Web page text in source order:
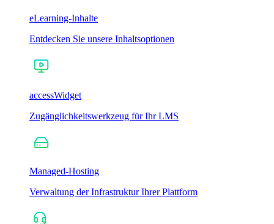
eLearning-Inhalte
Entdecken Sie unsere Inhaltsoptionen
accessWidget
Zugänglichkeitswerkzeug für Ihr LMS
Managed-Hosting
Verwaltung der Infrastruktur Ihrer Plattform